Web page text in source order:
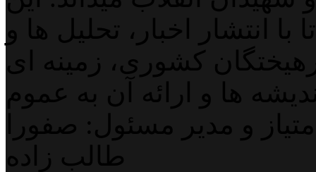
انتشار اخبار، تحلیل ها و
کشوری، زمینه ای
ها و ارائه آن به عموم
و مدیر مسئول: صفورا
طالب زاده